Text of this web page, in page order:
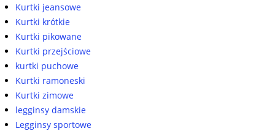
Kurtki jeansowe
Kurtki krótkie
Kurtki pikowane
Kurtki przejściowe
kurtki puchowe
Kurtki ramoneski
Kurtki zimowe
legginsy damskie
Legginsy sportowe